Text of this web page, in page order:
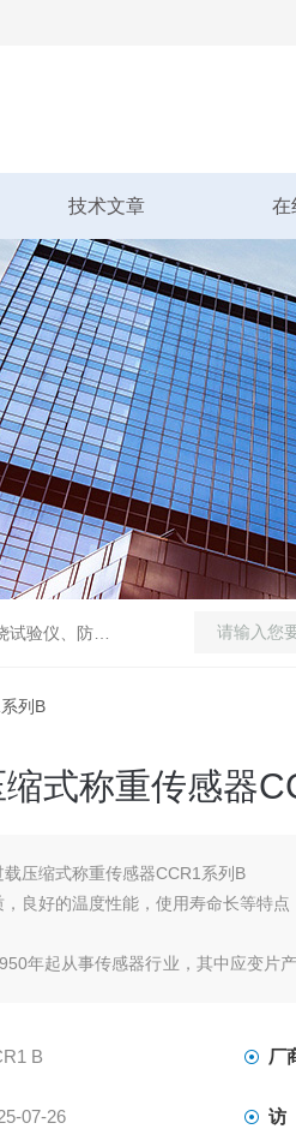
技术文章 在
ELECTRONICS等国际检测仪器。
列B
式称重传感器
载压缩式称重传感器CCR1系列B
良好的温度性能，使用寿命长等特点
年起从事传感器行业，其中应变片
B 厂
07-26 访